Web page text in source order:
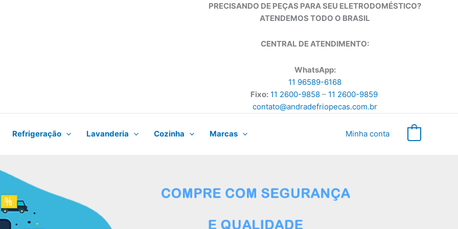
PRECISANDO DE PEÇAS PARA SEU ELETRODOMÉSTICO?
ATENDEMOS TODO O BRASIL
CENTRAL DE ATENDIMENTO:
WhatsApp:
11 96589-6168
Fixo: 11 2600-9858– 11 2600-9859
contato@andradefriopecas.com.br
Refrigeração Lavanderia Cozinha Marcas Minha conta